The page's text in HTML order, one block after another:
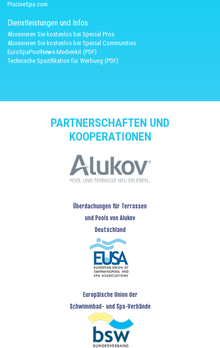
PiscineSpa.com
Dienstleistungen und Infos
Abonnieren Sie kostenlos bei Special Pros
Abonnieren Sie kostenlos bei Special Communities
EuroSpaPoolNews-Medienkit (PDF)
Technische Spezifikation für Werbung (PDF)
PARTNERSCHAFTEN UND
KOOPERATIONEN
Überdachungen für Terrassen
und Pools von Alukov
Deutschland
Europäische Union der
Schwimmbad- und Spa-Verbände